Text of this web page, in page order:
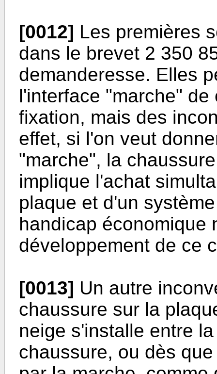
[0012] Les premières
dans le brevet 2 350
demanderesse. Elles
l'interface "marche"
fixation, mais des
effet, si l'on veut
"marche", la
implique l'achat
plaque et d'un
handicap économique
développement de ce
[0013] Un autre
chaussure sur la
neige s'installe entre
chaussure, ou dès